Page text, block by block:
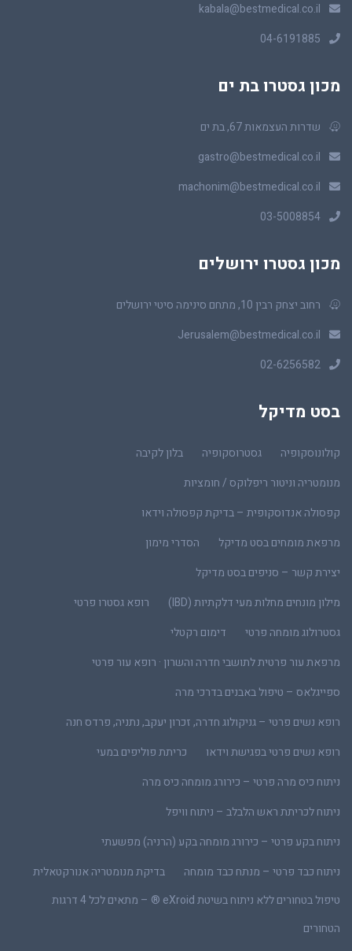
kabala@bestmedical.co.il
04-6191885
מכון גסטרו בת ים
שדרות העצמאות 67, בת ים
gastro@bestmedical.co.il
machonim@bestmedical.co.il
03-5008854
מכון גסטרו ירושלים
רחוב יצחק רבין 10, מתחם סינימה סיטי ירושלים
Jerusalem@bestmedical.co.il
02-6256582
בסט מדיקל
קולונוסקופיה גסטרוסקופיה
בלון לקיבה
מנומטריה וניטור ריפלוקס / חומציות
קפסולה אנדוסקופית – בדיקת קפסולה וידאו
מרפאת מומחים בסט מדיקל
הסדרי מימון
יצירת קשר – סניפים בסט מדיקל
מילון מונחים מחלות מעי דלקתיות (IBD)
רופא גסטרו פרטי
גסטרולוג מומחה פרטי
דימום רקטלי
מרפאת עור פרטית לתושבי חדרה והשרון · רופא עור פרטי
ספייגלאס – טיפול באבנים בדרכי מרה
רופא נשים פרטי – גניקולוג חדרה, זכרון יעקב, נתניה, פרדס חנה
רופא נשים פרטי בפגישת וידאו
כריתת פוליפים במעי
ניתוח כיס מרה פרטי – כירורג מומחה כיס מרה
ניתוח לכריתת ראש הלבלב – ניתוח וויפל
ניתוח בקע פרטי – כירורג מומחה בקע (הרניה) מפשעתי
ניתוח כבד פרטי – מנתח כבד מומחה
בדיקת מנומטריה אנורקטאלית
טיפול בטחורים ללא ניתוח בשיטת eXroid ® – מתאים לכל 4 דרגות
הטחורים